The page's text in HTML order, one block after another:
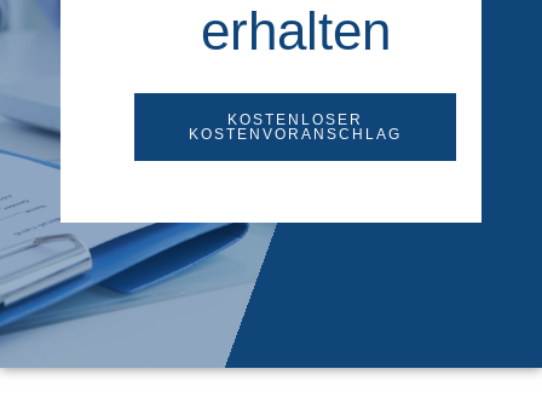
erhalten
KOSTENLOSER
KOSTENVORANSCHLAG